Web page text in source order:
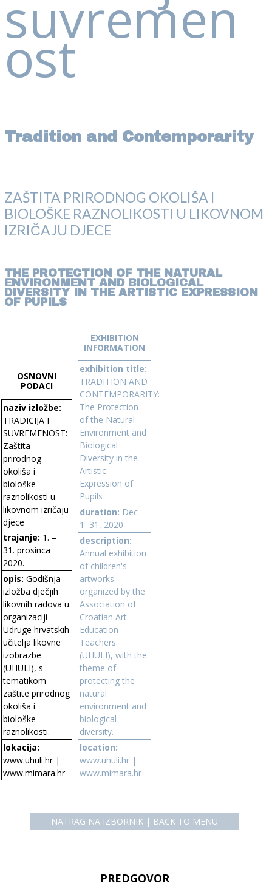
suvremen
ost
Tradition and Contemporarity
ZAŠTITA PRIRODNOG OKOLIŠA I
BIOLOŠKE RAZNOLIKOSTI U LIKOVNOM
IZRIČAJU DJECE
THE PROTECTION OF THE NATURAL
ENVIRONMENT AND BIOLOGICAL
DIVERSITY IN THE ARTISTIC EXPRESSION
OF PUPILS
OSNOVNI
PODACI
naziv izložbe:
TRADICIJA I
SUVREMENOST:
Zaštita
prirodnog
okoliša i
biološke
raznolikosti u
likovnom izričaju
djece
trajanje: 1. –
31. prosinca
2020.
opis: Godišnja
izložba dječjih
likovnih radova u
organizaciji
Udruge hrvatskih
učitelja likovne
izobrazbe
(UHULI), s
tematikom
zaštite prirodnog
okoliša i
biološke
raznolikosti.
lokacija:
www.uhuli.hr|
www.mimara.hr
EXHIBITION
INFORMATION
exhibition title:
TRADITION AND
CONTEMPORARITY:
The Protection
of the Natural
Environment and
Biological
Diversity in the
Artistic
Expression of
Pupils
duration: Dec
1–31, 2020
description:
Annual exhibition
of children's
artworks
organized by the
Association of
Croatian Art
Education
Teachers
(UHULI), with the
theme of
protecting the
natural
environment and
biological
diversity.
location:
www.uhuli.hr |
www.mimara.hr
NATRAG NA IZBORNIK | BACK TO MENU
PREDGOVOR